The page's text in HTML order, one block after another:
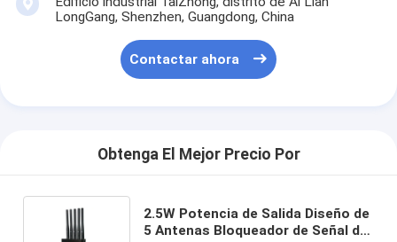
LongGang, Shenzhen, Guangdong, China
Contactar ahora
Obtenga El Mejor Precio Por
2.5W Potencia de Salida Diseño de
5 Antenas Bloqueador de Señal de